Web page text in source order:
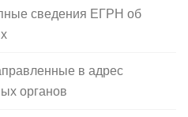
сведения ЕГРН об
в адрес
органов